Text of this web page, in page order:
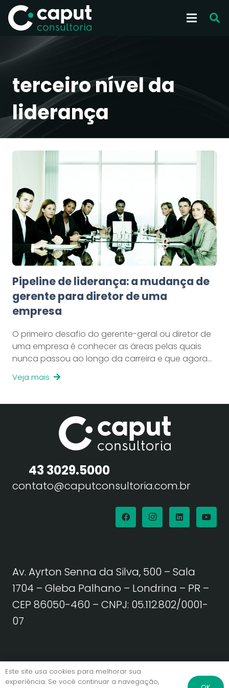
terceiro nível da
liderança
Pipeline de liderança: a mudança de
gerente para diretor de uma
empresa
O primeiro desafio do gerente-geral ou diretor de
uma empresa é conhecer as áreas pelas quais
nunca passou ao longo da carreira e que agora…
Veja mais
43 3029.5000
contato@caputconsultoria.com.br
Av. Ayrton Senna da Silva, 500 – Sala
1704 – Gleba Palhano – Londrina – PR –
CEP 86050-460 – CNPJ: 05.112.802/0001-
07
Política de Privacidade | Termos de Uso
Este site usa cookies para melhorar sua
experiência. Se você continuar a navegação,